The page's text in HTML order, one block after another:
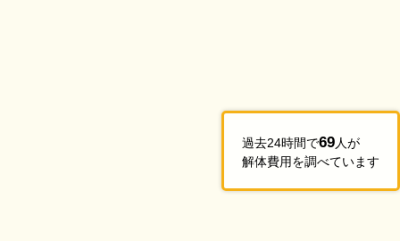
過去24時間で69人が
解体費用を調べています